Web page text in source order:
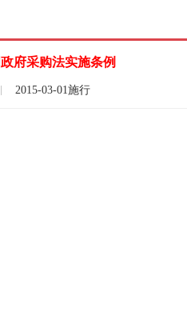
政府采购法实施条例
2015-03-01施行